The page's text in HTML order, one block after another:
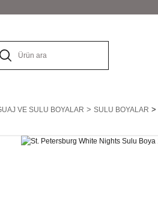
VE SULU BOYALAR SULU BOYALAR